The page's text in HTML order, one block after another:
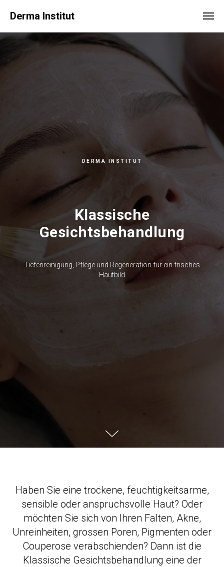
Derma Institut
DERMA INSTITUT
Klassische
Gesichtsbehandlung
Tiefenreinigung, Pflege und Regeneration für ein frisches
Hautbild
Haben Sie eine trockene, feuchtigkeitsarme,
sensible oder anspruchsvolle Haut? Oder
möchten Sie sich von Ihren Falten, Akne,
Unreinheiten, grossen Poren, Pigmenten oder
Couperose verabschienden? Dann ist die
Klassische Gesichtsbehandlung eine der